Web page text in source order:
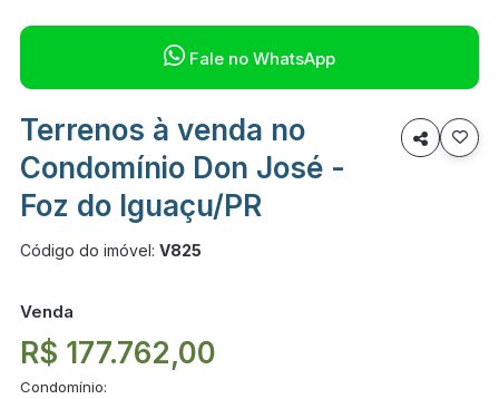
 Fale no WhatsApp
Terrenos à venda no
Condomínio Don José -
Foz do Iguaçu/PR

Código do imóvel: V825
Venda
R$ 177.762,00
Condomínio: